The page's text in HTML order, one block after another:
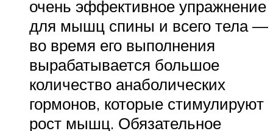
очень эффективное упражнение
для мышц спины и всего тела —
во время его выполнения
вырабатывается большое
количество анаболических
гормонов, которые стимулируют
рост мышц. Обязательное